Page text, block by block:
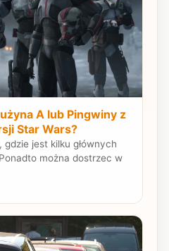
A lub Pingwiny z
Star Wars?
jest kilku głównych
można dostrzec w